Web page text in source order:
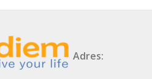
Adres: